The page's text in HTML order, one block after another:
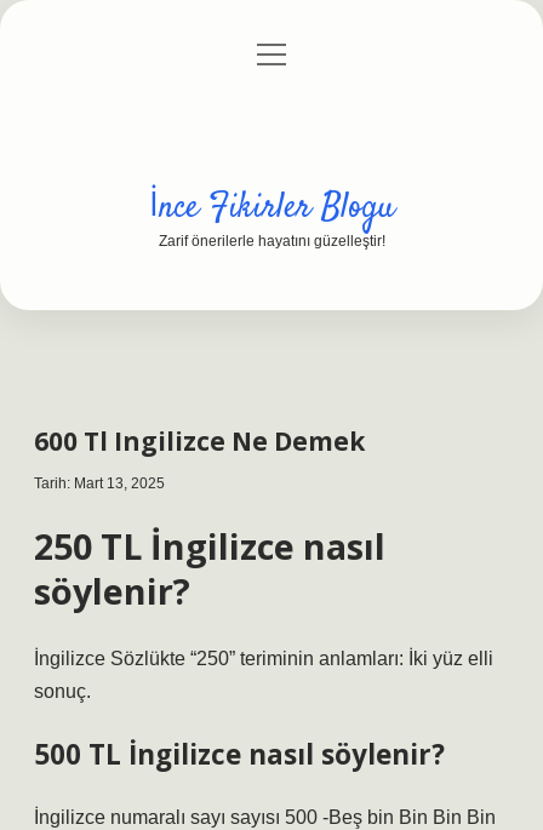
Gizlilik Politikası
menüyü
İnce Fikirler Blogu
Zarif önerilerle hayatını güzelleştir!
600 Tl Ingilizce Ne Demek
Tarih: Mart 13, 2025
250 TL İngilizce nasıl
söylenir?
İngilizce Sözlükte “250” teriminin anlamları: İki yüz elli
sonuç.
500 TL İngilizce nasıl söylenir?
İngilizce numaralı sayı sayısı 500 -Beş bin Bin Bin Bin